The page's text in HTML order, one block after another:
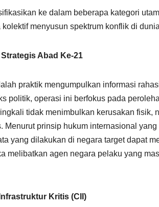
ke dalam beberapa kategori
menyusun spektrum konflik di
Abad Ke-21
praktik mengumpulkan informasi
politik, operasi ini berfokus pada
tidak menimbulkan kerusakan fisik,
Menurut prinsip hukum internasional
yang dilakukan di negara target dapat
melibatkan agen negara pelaku yang
Kritis (CII)